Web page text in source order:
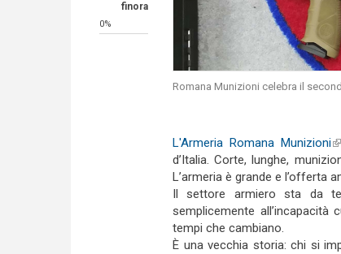
finora
0%
Romana Munizioni celebra il
L'Armeria Romana Munizioni
d’Italia. Corte, lunghe,
L’armeria è grande e l’offerta
Il settore armiero sta da
semplicemente
tempi che cambiano.
È una vecchia storia: chi si